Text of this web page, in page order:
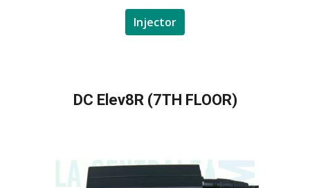
Injector
DC Elev8R (7TH FLOOR)